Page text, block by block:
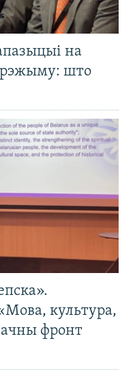
на
рэжыму: што
культура,
фронт